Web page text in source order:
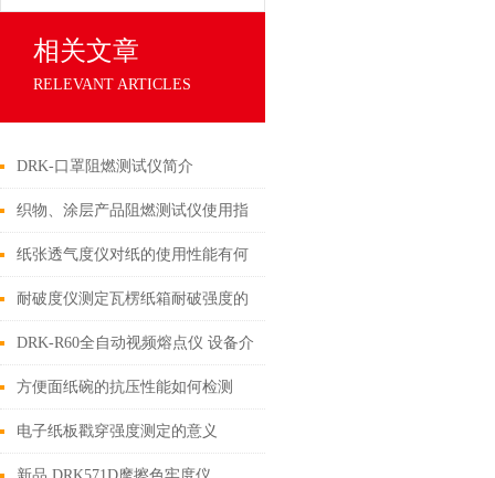
相关文章
RELEVANT ARTICLES
DRK-口罩阻燃测试仪简介
织物、涂层产品阻燃测试仪使用指
南
纸张透气度仪对纸的使用性能有何
影响？
耐破度仪测定瓦楞纸箱耐破强度的
意义何在？
DRK-R60全自动视频熔点仪 设备介
绍
方便面纸碗的抗压性能如何检测
电子纸板戳穿强度测定的意义